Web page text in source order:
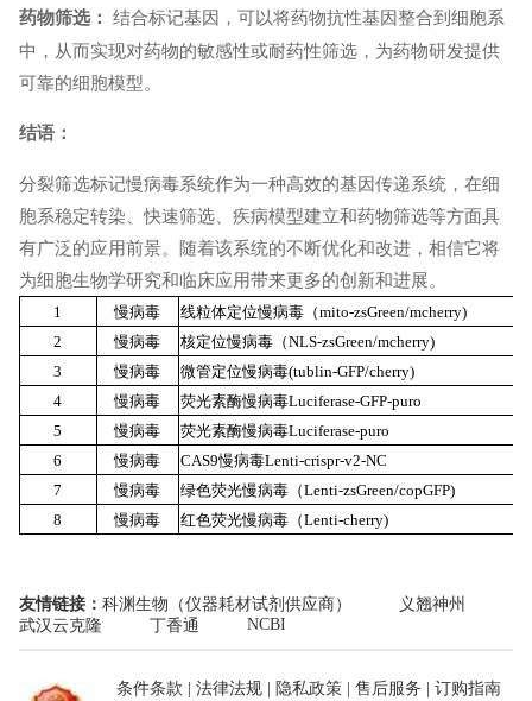
药物筛选：
结合标记基因，可以将药物抗性基因整合到细胞系
中，从而实现对药物的敏感性或耐药性筛选，为药物研发提供
可靠的细胞模型。
结语：
分裂筛选标记慢病毒系统作为一种高效的基因传递系统，在细
胞系稳定转染、快速筛选、疾病模型建立和药物筛选等方面具
有广泛的应用前景。随着该系统的不断优化和改进，相信它将
为细胞生物学研究和临床应用带来更多的创新和进展。
1 慢病毒
线粒体定位慢病毒（mito-zsGreen/mcherry)
2
慢病毒
核定位慢病毒（NLS-zsGreen/mcherry)
3
慢病毒
微管定位慢病毒(tublin-GFP/cherry)
4
慢病毒
荧光素酶慢病毒Luciferase-GFP-puro
5
慢病毒
荧光素酶慢病毒Luciferase-puro
6
慢病毒
CAS9慢病毒Lenti-crispr-v2-NC
7
慢病毒
绿色荧光慢病毒（Lenti-zsGreen/copGFP)
8
慢病毒 红色荧光慢病毒（Lenti-cherry)
友情链接： 科渊生物（仪器耗材试剂供应商）
义翘神州
武汉云克隆
丁香通 NCBI
条件条款 | 法律法规 | 隐私政策 | 售后服务 | 订购指南